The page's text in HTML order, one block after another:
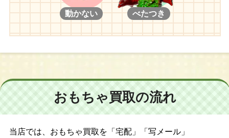
動かない べたつき
おもちゃ買取の流れ
当店では、おもちゃ買取を「宅配」「写メール」